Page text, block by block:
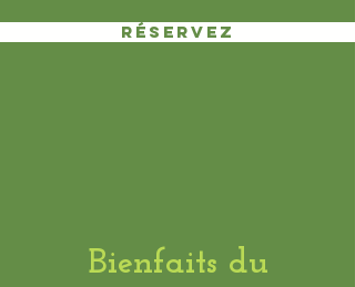
Réservez
Bienfaits du